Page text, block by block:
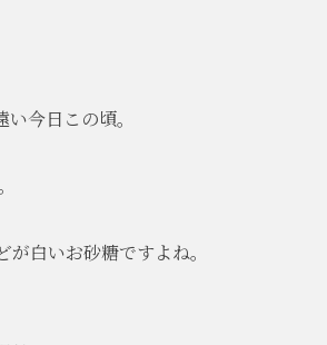
今日この頃。
白いお砂糖ですよね。